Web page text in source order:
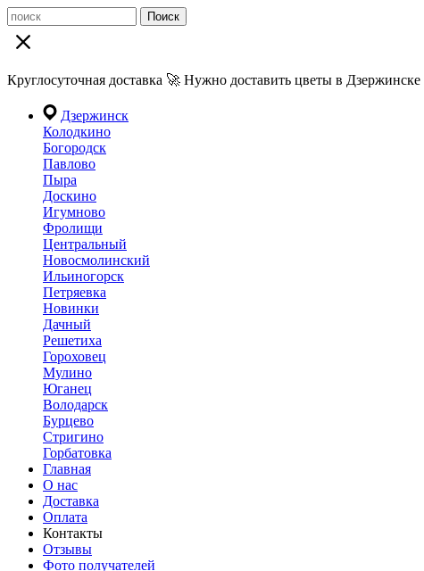
Поиск
Круглосуточная доставка 🚀 Нужно доставить цветы в
Дзержинск
Колодкино
Богородск
Павлово
Пыра
Доскино
Игумново
Фролищи
Центральный
Новосмолинский
Ильиногорск
Петряевка
Новинки
Дачный
Решетиха
Гороховец
Мулино
Юганец
Володарск
Бурцево
Стригино
Горбатовка
Главная
О нас
Доставка
Оплата
Контакты
Отзывы
Фото получателей